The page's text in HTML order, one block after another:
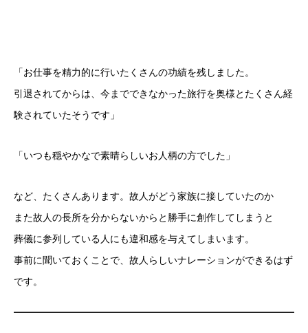
「お仕事を精力的に行いたくさんの功績を残しました。
引退されてからは、今までできなかった旅行を奥様とたくさん経
験されていたそうです」
「いつも穏やかなで素晴らしいお人柄の方でした」
など、たくさんあります。故人がどう家族に接していたのか
また故人の長所を分からないからと勝手に創作してしまうと
葬儀に参列している人にも違和感を与えてしまいます。
事前に聞いておくことで、故人らしいナレーションができるはず
です。